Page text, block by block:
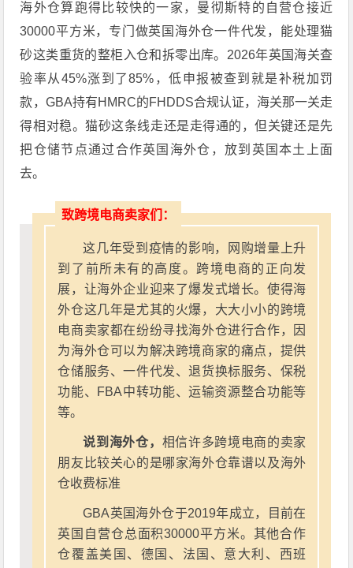
海外仓算跑得比较快的一家，曼彻斯特的自营仓接近
30000平方米，专门做英国海外仓一件代发，能处理猫
砂这类重货的整柜入仓和拆零出库。2026年英国海关查
验率从45%涨到了85%，低申报被查到就是补税加罚
款，GBA持有HMRC的FHDDS合规认证，海关那一关走
得相对稳。猫砂这条线走还是走得通的，但关键还是先
把仓储节点通过合作英国海外仓，放到英国本土上面
去。
致跨境电商卖家们：
这几年受到疫情的影响，网购增量上升
到了前所未有的高度。跨境电商的正向发
展，让海外企业迎来了爆发式增长。使得海
外仓这几年是尤其的火爆，大大小小的跨境
电商卖家都在纷纷寻找海外仓进行合作，因
为海外仓可以为解决跨境商家的痛点，提供
仓储服务、一件代发、退货换标服务、保税
功能、FBA中转功能、运输资源整合功能等
等。
说到海外仓， 相信许多跨境电商的卖家
朋友比较关心的是哪家海外仓靠谱以及海外
仓收费标准
GBA英国海外仓于2019年成立，目前在
英国自营仓总面积30000平方米。其他合作
仓覆盖美国、德国、法国、意大利、西班